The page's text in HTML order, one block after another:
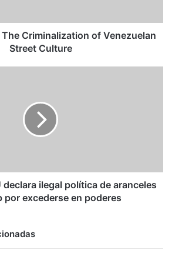
Criminalization of Venezuelan
Street Culture
declara ilegal política de aranceles
por excederse en poderes